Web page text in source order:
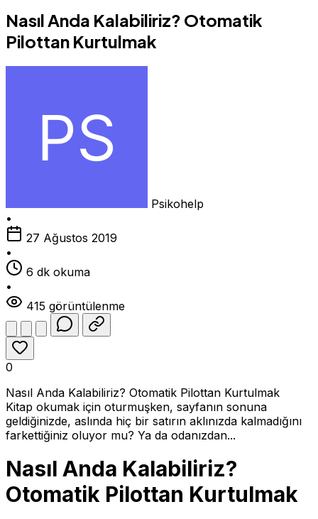
Nasıl Anda Kalabiliriz? Otomatik
Pilottan Kurtulmak
Psikohelp
•
27 Ağustos 2019
•
6 dk okuma
•
415 görüntülenme
0
Nasıl Anda Kalabiliriz? Otomatik Pilottan Kurtulmak
Kitap okumak için oturmuşken, sayfanın sonuna
geldiğinizde, aslında hiç bir satırın aklınızda kalmadığını
farkettiğiniz oluyor mu? Ya da odanızdan...
Nasıl Anda Kalabiliriz?
Otomatik Pilottan Kurtulmak